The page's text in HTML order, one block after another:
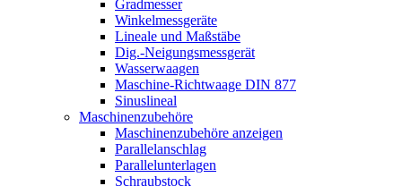
Gradmesser
Winkelmessgeräte
Lineale und Maßstäbe
Dig.-Neigungsmessgerät
Wasserwaagen
Maschine-Richtwaage DIN 877
Sinuslineal
Maschinenzubehöre
Maschinenzubehöre anzeigen
Parallelanschlag
Parallelunterlagen
Schraubstock